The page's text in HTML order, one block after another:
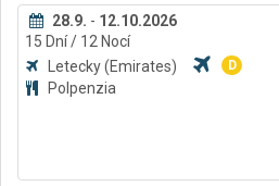
28.9. - 12.10.2026
15 Dní/ 12 Nocí
Letecky(Emirates) D
Polpenzia